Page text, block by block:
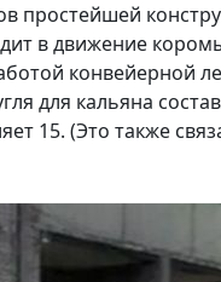
простейшей
в движение
конвейерной
для кальяна
15. (Это также